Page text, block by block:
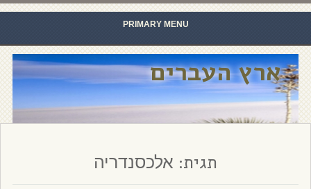
PRIMARY MENU
Skip to content
ארץ העברים
תגית: אלכסנדריה